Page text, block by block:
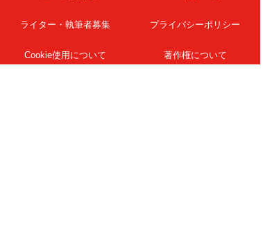
ライター・執筆者募集 プライバシーポリシー
Cookie使用について 著作権について